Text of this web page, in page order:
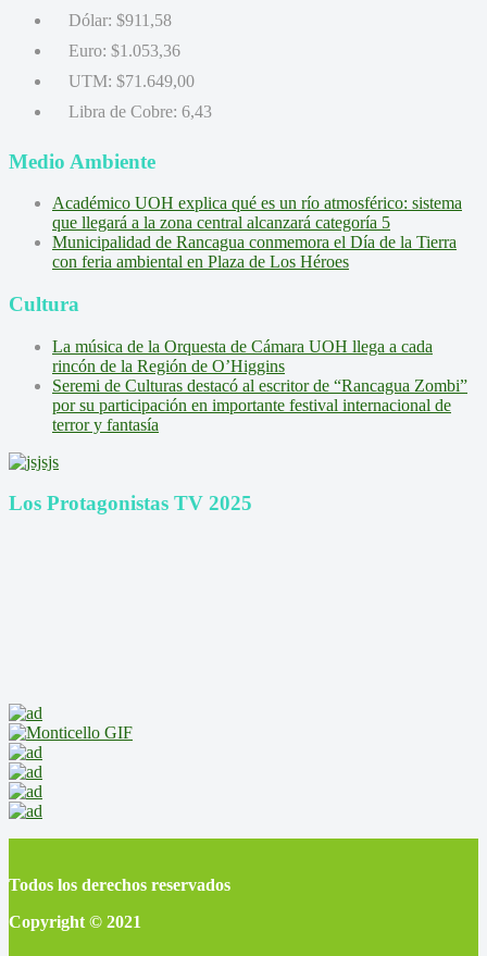
Dólar: $911,58
Euro: $1.053,36
UTM: $71.649,00
Libra de Cobre: 6,43
Medio Ambiente
Académico UOH explica qué es un río atmosférico: sistema
que llegará a la zona central alcanzará categoría 5
Municipalidad de Rancagua conmemora el Día de la Tierra
con feria ambiental en Plaza de Los Héroes
Cultura
La música de la Orquesta de Cámara UOH llega a cada
rincón de la Región de O’Higgins
Seremi de Culturas destacó al escritor de “Rancagua Zombi”
por su participación en importante festival internacional de
terror y fantasía
Los Protagonistas TV 2025
Todos los derechos reservados
Copyright © 2021